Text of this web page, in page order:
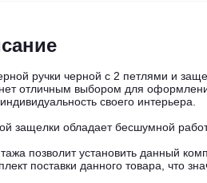
ручки черной с 2 петлями и
отличным выбором для
своего интерьера.
защелки обладает бесшумной
позволит установить данный
поставки данного товара, что